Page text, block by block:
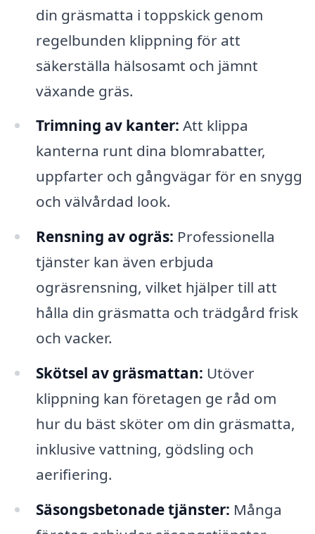
din gräsmatta i toppskick genom
regelbunden klippning för att
säkerställa hälsosamt och jämnt
växande gräs.
Trimning av kanter: Att klippa
kanterna runt dina blomrabatter,
uppfarter och gångvägar för en snygg
och välvårdad look.
Rensning av ogräs: Professionella
tjänster kan även erbjuda
ogräsrensning, vilket hjälper till att
hålla din gräsmatta och trädgård frisk
och vacker.
Skötsel av gräsmattan: Utöver
klippning kan företagen ge råd om
hur du bäst sköter om din gräsmatta,
inklusive vattning, gödsling och
aerifiering.
Säsongsbetonade tjänster: Många